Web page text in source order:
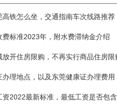
高铁怎么坐，交通指南车次线路推荐
费标准2023年，附水费滞纳金介绍
放开住房限购，不再实行商品住房限
办理地点，以及东莞健康证办理费用
资2022最新标准，最低工资是否包